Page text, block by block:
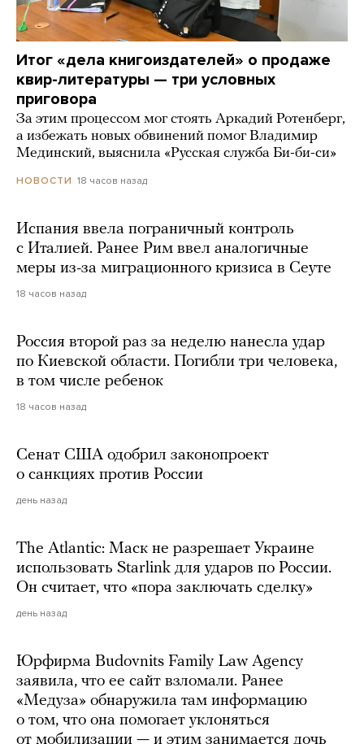
Итог «дела книгоиздателей» о продаже
квир-литературы — три условных
приговора
За этим процессом мог стоять Аркадий Ротенберг,
а избежать новых обвинений помог Владимир
Мединский, выяснила «Русская служба Би-би-си»
НОВОСТИ 18 часов назад
Испания ввела пограничный контроль
с Италией. Ранее Рим ввел аналогичные
меры из-за миграционного кризиса в Сеуте
18 часов назад
Россия второй раз за неделю нанесла удар
по Киевской области. Погибли три человека,
в том числе ребенок
18 часов назад
Сенат США одобрил законопроект
о санкциях против России
день назад
The Atlantic: Маск не разрешает Украине
использовать Starlink для ударов по России.
Он считает, что «пора заключать сделку»
день назад
Юрфирма Budovnits Family Law Agency
заявила, что ее сайт взломали. Ранее
«Медуза» обнаружила там информацию
о том, что она помогает уклоняться
от мобилизации — и этим занимается дочь